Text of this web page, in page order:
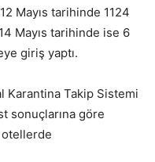
Mayıs tarihinde 1124
Mayıs tarihinde ise 6
giriş yaptı.
Karantina Takip Sistemi
sonuçlarına göre
otellerde